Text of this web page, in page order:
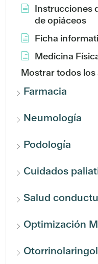
Instrucciones
de opiáceos
Ficha
Medicina
Mostrar todos
Farmacia
Neumología
Podología
Cuidados
Salud
Optimización